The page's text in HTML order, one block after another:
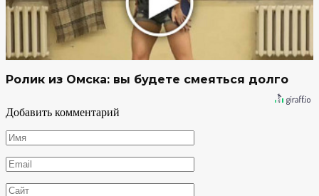
Ролик из Омска: вы будете смеяться долго
Добавить комментарий
Имя
*
Email
*
Сайт